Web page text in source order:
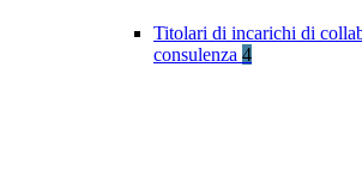
Titolari di incarichi di
consulenza 4